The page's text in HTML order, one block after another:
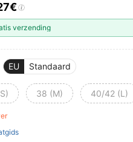
AND
verzending
EU Standaard
38 (M) 40/42 (L)